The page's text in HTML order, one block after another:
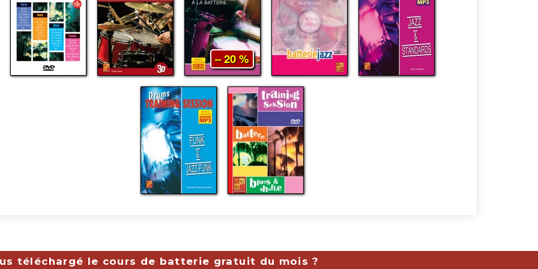
– 20 %
téléchargé le cours de batterie gratuit du mois ?